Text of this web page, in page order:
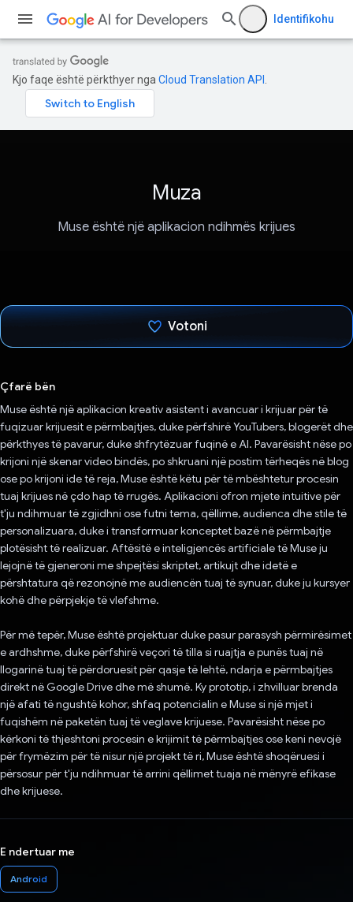
Identifikohu
Kjo faqe është përkthyer nga Cloud Translation API
Muza
Muse është një aplikacion ndihmës krijues
Votoni
Çfarë bën
Muse është një aplikacion kreativ asistent i avancuar i krijuar për të
fuqizuar krijuesit e përmbajtjes, duke përfshirë YouTubers, blogerët dhe
përkthyes të pavarur, duke shfrytëzuar fuqinë e AI. Pavarësisht nëse po
krijoni një skenar video bindës, po shkruani një postim tërheqës në blog
ose po krijoni ide të reja, Muse është këtu për të mbështetur procesin
tuaj krijues në çdo hap të rrugës. Aplikacioni ofron mjete intuitive për
t'ju ndihmuar të zgjidhni ose futni tema, qëllime, audienca dhe stile të
personalizuara, duke i transformuar konceptet bazë në përmbajtje
plotësisht të realizuar. Aftësitë e inteligjencës artificiale të Muse ju
lejojnë të gjeneroni me shpejtësi skriptet, artikujt dhe idetë e
përshtatura që rezonojnë me audiencën tuaj të synuar, duke ju kursyer
kohë dhe përpjekje të vlefshme.
Për më tepër, Muse është projektuar duke pasur parasysh përmirësimet
e ardhshme, duke përfshirë veçori të tilla si ruajtja e punës tuaj në
llogarinë tuaj të përdoruesit për qasje të lehtë, ndarja e përmbajtjes
direkt në Google Drive dhe më shumë. Ky prototip, i zhvilluar brenda
një afati të ngushtë kohor, shfaq potencialin e Muse si një mjet i
fuqishëm në paketën tuaj të veglave krijuese. Pavarësisht nëse po
kërkoni të thjeshtoni procesin e krijimit të përmbajtjes ose keni nevojë
për frymëzim për të nisur një projekt të ri, Muse është shoqëruesi i
përsosur për t'ju ndihmuar të arrini qëllimet tuaja në mënyrë efikase
dhe krijuese.
E ndertuar me
Android